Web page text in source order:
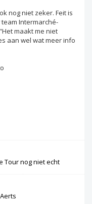
nog niet zeker. Feit is
Intermarché-
maakt me niet
aan wel wat meer info
Tour nog niet echt